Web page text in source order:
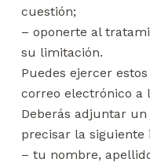
cuestión;
– oponerte al
su limitación.
Puedes ejercer
correo electrónico a
Deberás adjuntar
precisar la siguiente
– tu nombre,